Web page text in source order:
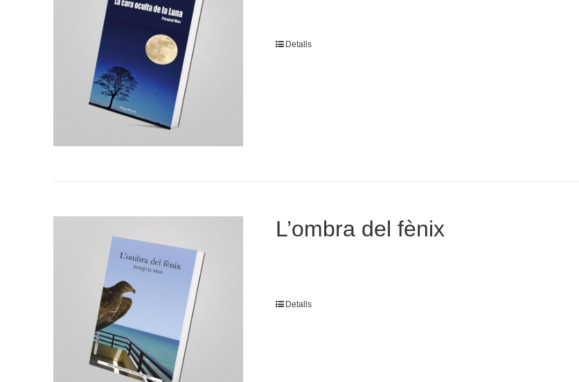
Detalls
L’ombra del fènix
Detalls